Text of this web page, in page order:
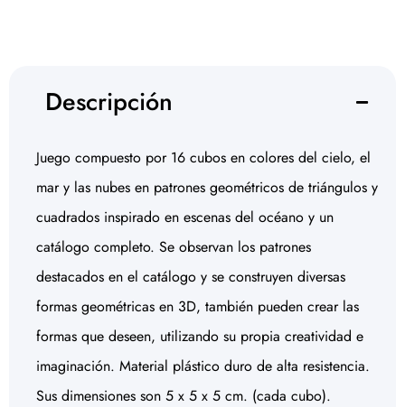
Descripción
Juego compuesto por 16 cubos en colores del cielo, el
mar y las nubes en patrones geométricos de triángulos y
cuadrados inspirado en escenas del océano y un
catálogo completo. Se observan los patrones
destacados en el catálogo y se construyen diversas
formas geométricas en 3D, también pueden crear las
formas que deseen, utilizando su propia creatividad e
imaginación. Material plástico duro de alta resistencia.
Sus dimensiones son 5 x 5 x 5 cm. (cada cubo).